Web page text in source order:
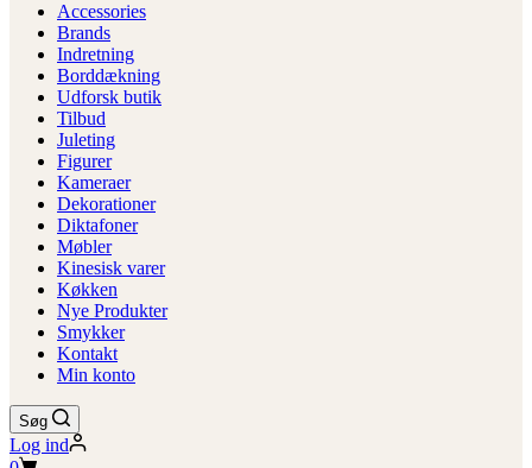
Accessories
Brands
Indretning
Borddækning
Udforsk butik
Tilbud
Juleting
Figurer
Kameraer
Dekorationer
Diktafoner
Møbler
Kinesisk varer
Køkken
Nye Produkter
Smykker
Kontakt
Min konto
Søg
Log ind